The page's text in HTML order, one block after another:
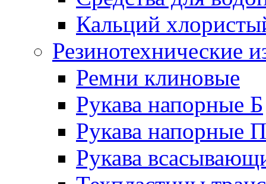
Кальций
Резинотехнические
Ремни клиновые
Рукава напорные Б
Рукава напорные П
Рукава